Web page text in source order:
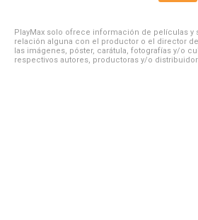
PlayMax solo ofrece información de películas y
relación alguna con el productor o el director
las imágenes, póster, carátula, fotografías y/o
respectivos autores, productoras y/o